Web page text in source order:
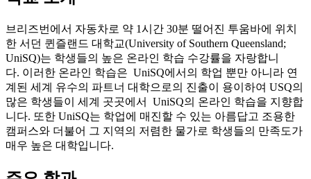
한 서던 퀸즐랜드 대학교(University of Southern Queensland;
UniSQ)는 학생들의 높은 온라인 학습 수강률을 자랑합니
다. 이러한 온라인 학습은 UniSQ에서의 학업 뿐만 아니라 연
계된 세계 유수의 파트너 대학으로의 진출이 용이하여 USQ의
많은 학생들이 세계 곳곳에서 UniSQ의 온라인 학습을 지향합
니다. 또한 UniSQ는 학업에 매진할 수 있는 아름답고 조용한
캠퍼스와 더불어 그 지역의 저렴한 물가로 학생들의 만족도가
매우 높은 대학입니다.